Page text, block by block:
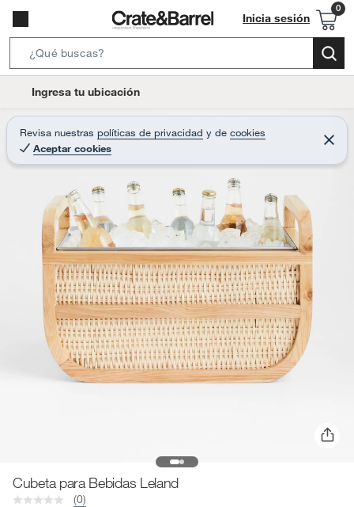
Inicia sesión
e
r
c
r
t
Ingresa tu ubicación
Revisa nuestras políticas de privacidad y de cookies
Aceptar cookies
C
e
r
Cubeta para Bebidas Leland
(0)